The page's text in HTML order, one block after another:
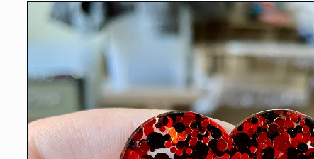
Passer aux
informations
produits